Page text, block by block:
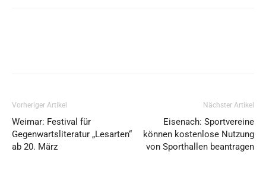
Vorheriger Artikel
Weimar: Festival für
Gegenwartsliteratur „Lesarten“
ab 20. März
Nächster Artikel
Eisenach: Sportvereine
können kostenlose Nutzung
von Sporthallen beantragen